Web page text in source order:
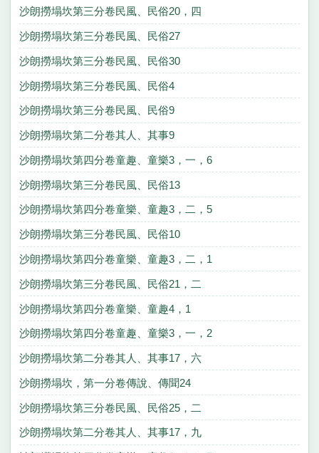
沙朗撈塌坎第三分卷民風、民俗20，四
沙朗撈塌坎第三分卷民風、民俗27
沙朗撈塌坎第三分卷民風、民俗30
沙朗撈塌坎第三分卷民風、民俗4
沙朗撈塌坎第三分卷民風、民俗9
沙朗撈塌坎第二分卷其人、其事9
沙朗撈塌坎第四分卷童趣、童樂3，一，6
沙朗撈塌坎第三分卷民風、民俗13
沙朗撈塌坎第四分卷童樂、童趣3，二，5
沙朗撈塌坎第三分卷民風、民俗10
沙朗撈塌坎第四分卷童樂、童趣3，二，1
沙朗撈塌坎第三分卷民風、民俗21，二
沙朗撈塌坎第四分卷童樂、童趣4，1
沙朗撈塌坎第四分卷童趣、童樂3，一，2
沙朗撈塌坎第二分卷其人、其事17，六
沙朗撈塌坎，第一分卷傳說、傳聞24
沙朗撈塌坎第三分卷民風、民俗25，二
沙朗撈塌坎第二分卷其人、其事17，九